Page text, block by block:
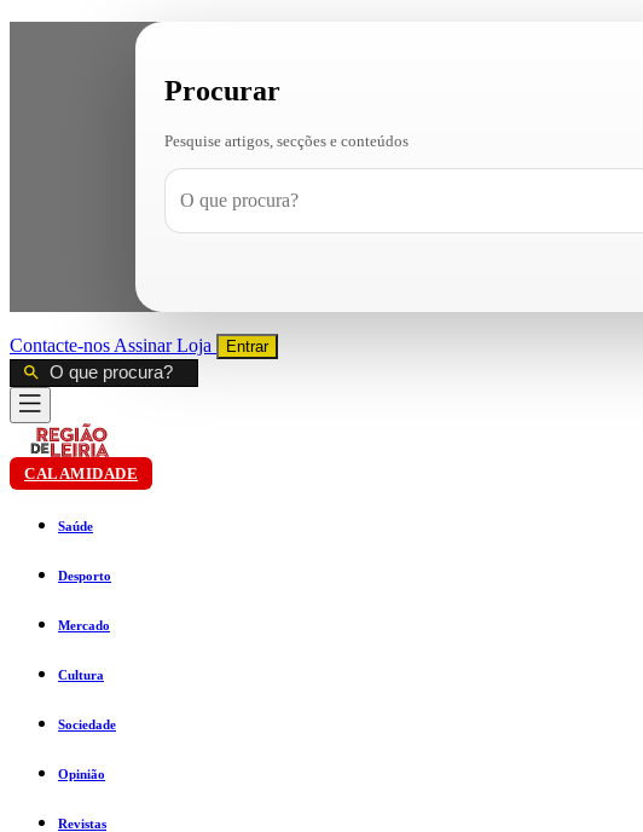
Procurar
Pesquise artigos, secções e conteúdos
Contacte-nos AssinarLoja Entrar
CALAMIDADE
Saúde
Desporto
Mercado
Cultura
Sociedade
Opinião
Revistas